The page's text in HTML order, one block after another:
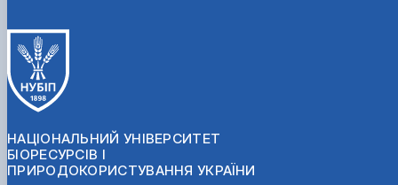
НАЦІОНАЛЬНИЙ УНІВЕРСИТЕТ
БІОРЕСУРСІВ І
ПРИРОДОКОРИСТУВАННЯ УКРАЇНИ